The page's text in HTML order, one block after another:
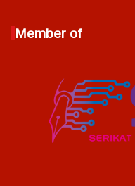
Member of